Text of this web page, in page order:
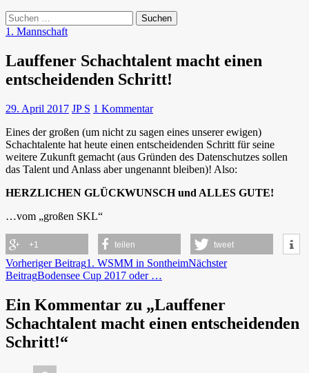
Suchen
nach:
1. Mannschaft
Lauffener Schachtalent macht einen
entscheidenden Schritt!
29. April 2017 JP S 1 Kommentar
Eines der großen (um nicht zu sagen eines unserer ewigen)
Schachtalente hat heute einen entscheidenden Schritt für seine
weitere Zukunft gemacht (aus Gründen des Datenschutzes sollen
das Talent und Anlass aber ungenannt bleiben)! Also:
HERZLICHEN GLÜCKWUNSCH und ALLES GUTE!
…vom „großen SKL“
+1 teilen tweet
Beitragsnavigation
Vorheriger Beitrag1. WSMM in SontheimNächster
BeitragBodensee Cup 2017 oder …
Ein Kommentar zu „Lauffener
Schachtalent macht einen entscheidenden
Schritt!“